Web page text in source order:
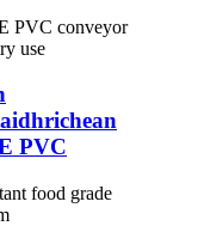
PVC